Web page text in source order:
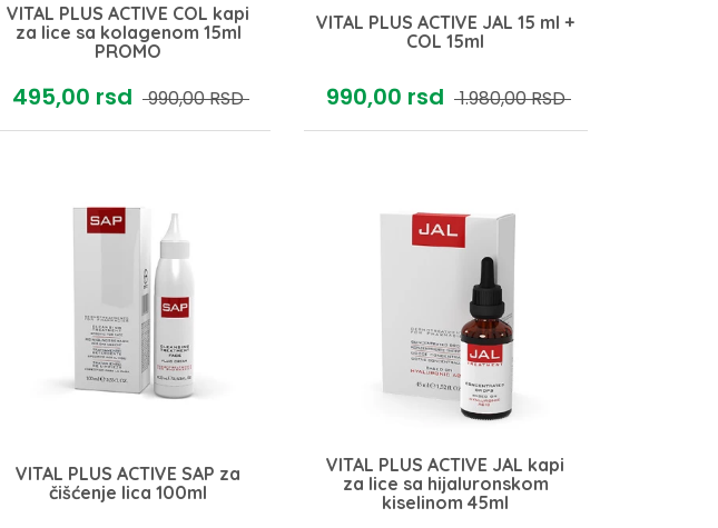
VITAL PLUS ACTIVE COL kapi
za lice sa kolagenom 15ml
PROMO
495,00 rsd 990,00RSD
VITAL PLUS ACTIVE JAL 15 ml +
COL 15ml
990,00 rsd 1.980,00RSD
VITAL PLUS ACTIVE SAP za
čišćenje lica 100ml
VITAL PLUS ACTIVE JAL kapi
za lice sa hijaluronskom
kiselinom 45ml